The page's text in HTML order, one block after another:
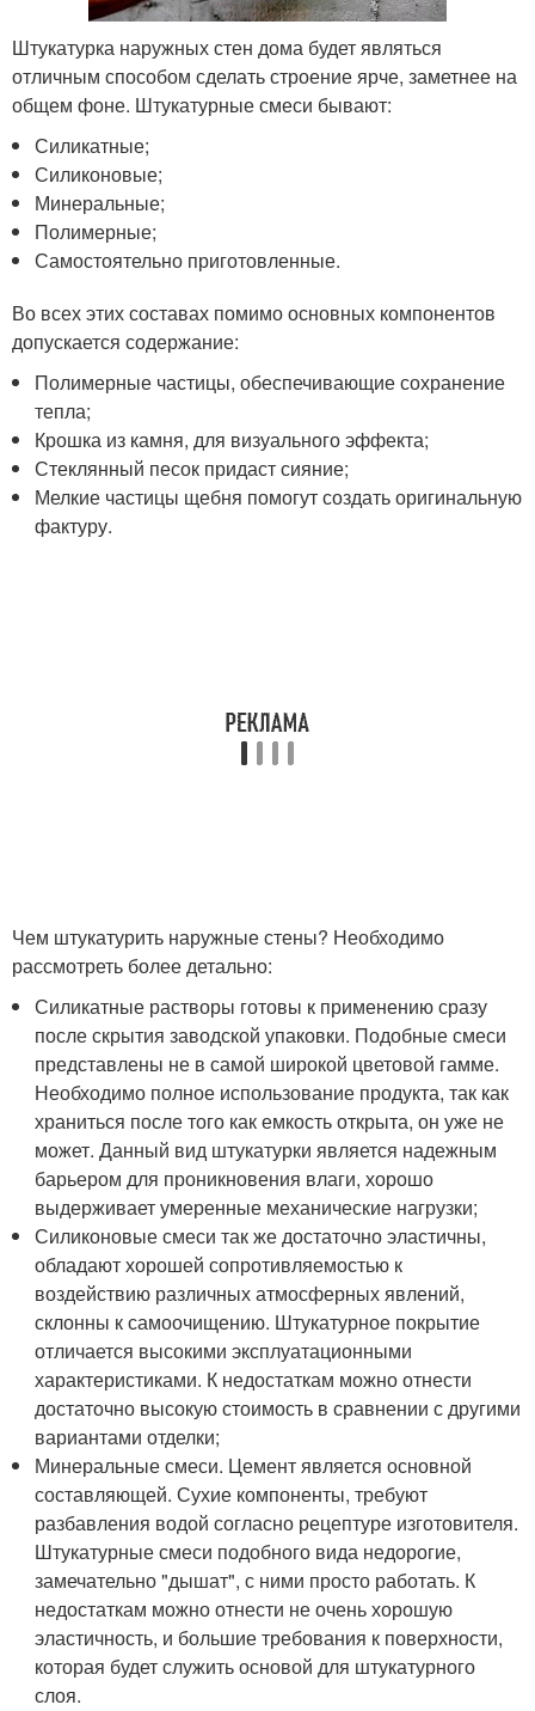
Штукатурка наружных стен дома будет являться
отличным способом сделать строение ярче, заметнее на
общем фоне. Штукатурные смеси бывают:
Силикатные;
Силиконовые;
Минеральные;
Полимерные;
Самостоятельно приготовленные.
Во всех этих составах помимо основных компонентов
допускается содержание:
Полимерные частицы, обеспечивающие сохранение
тепла;
Крошка из камня, для визуального эффекта;
Стеклянный песок придаст сияние;
Мелкие частицы щебня помогут создать оригинальную
фактуру.
Чем штукатурить наружные стены? Необходимо
рассмотреть более детально:
Силикатные растворы готовы к применению сразу
после скрытия заводской упаковки. Подобные смеси
представлены не в самой широкой цветовой гамме.
Необходимо полное использование продукта, так как
храниться после того как емкость открыта, он уже не
может. Данный вид штукатурки является надежным
барьером для проникновения влаги, хорошо
выдерживает умеренные механические нагрузки;
Силиконовые смеси так же достаточно эластичны,
обладают хорошей сопротивляемостью к
воздействию различных атмосферных явлений,
склонны к самоочищению. Штукатурное покрытие
отличается высокими эксплуатационными
характеристиками. К недостаткам можно отнести
достаточно высокую стоимость в сравнении с другими
вариантами отделки;
Минеральные смеси. Цемент является основной
составляющей. Сухие компоненты, требуют
разбавления водой согласно рецептуре изготовителя.
Штукатурные смеси подобного вида недорогие,
замечательно "дышат", с ними просто работать. К
недостаткам можно отнести не очень хорошую
эластичность, и большие требования к поверхности,
которая будет служить основой для штукатурного
слоя.